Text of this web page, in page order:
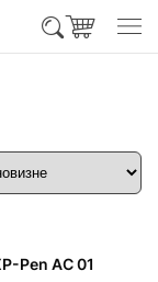
Pen AC 01